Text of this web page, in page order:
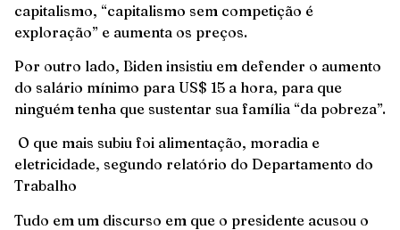
capitalismo, “capitalismo sem competição é
exploração” e aumenta os preços.
Por outro lado, Biden insistiu em defender o aumento
do salário mínimo para US$ 15 a hora, para que
ninguém tenha que sustentar sua família “da pobreza”.
O que mais subiu foi alimentação, moradia e
eletricidade, segundo relatório do Departamento do
Trabalho
Tudo em um discurso em que o presidente acusou o